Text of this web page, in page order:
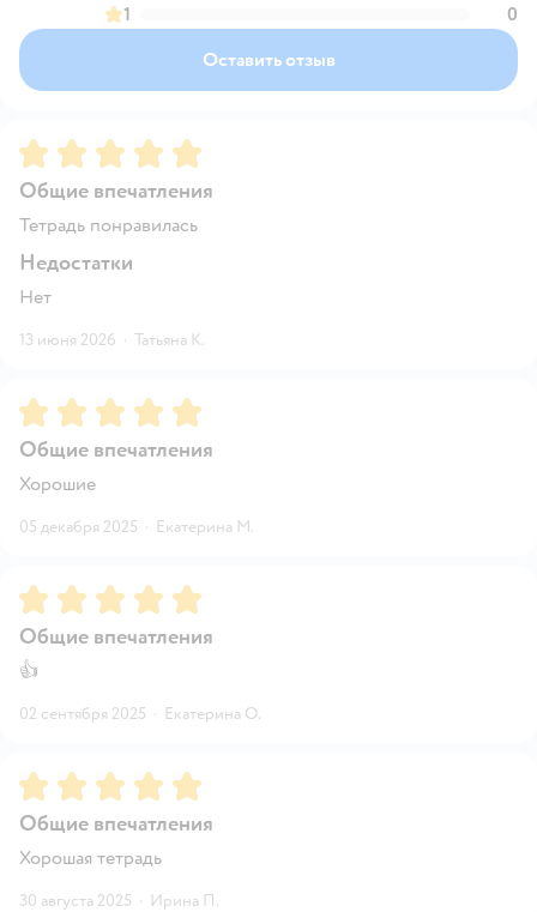
1
0
Оставить отзыв
Рейтинг:5
Общие впечатления
Тетрадь понравилась
Недостатки
Нет
13 июня 2026 · Татьяна К.
Рейтинг:5
Общие впечатления
Хорошие
05 декабря 2025 · Екатерина М.
Рейтинг:5
Общие впечатления
👍
02 сентября 2025 · Екатерина О.
Рейтинг:5
Общие впечатления
Хорошая тетрадь
30 августа 2025 · Ирина П.